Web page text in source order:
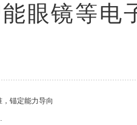
眼镜等电
锚定能力导向